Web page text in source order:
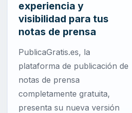
experiencia y
visibilidad para tus
notas de prensa
PublicaGratis.es, la
plataforma de publicación de
notas de prensa
completamente gratuita,
presenta su nueva versión